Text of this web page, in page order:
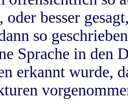
oder besser
so
Sprache in
erkannt wurde,